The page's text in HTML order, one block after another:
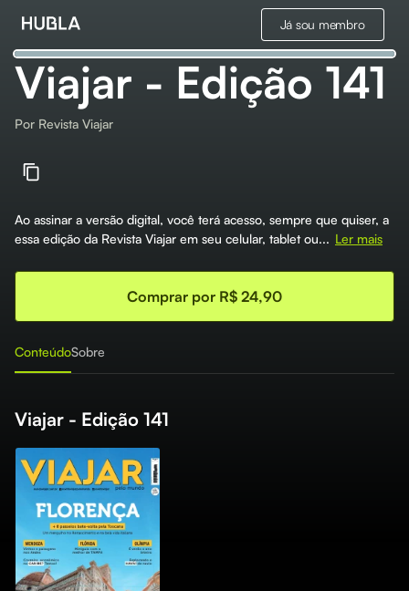
Já sou membro
Viajar - Edição 141
Por Revista Viajar
Ao assinar a versão digital, você terá acesso, sempre que quiser, a
essa edição da Revista Viajar em seu celular, tablet ou... Ler mais
Comprar por R$ 24,90
ConteúdoSobre
Viajar - Edição 141